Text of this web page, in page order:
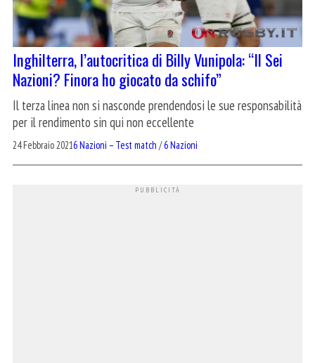
Inghilterra, l’autocritica di Billy Vunipola: “Il Sei
Nazioni? Finora ho giocato da schifo”
Il terza linea non si nasconde prendendosi le sue responsabilità
per il rendimento sin qui non eccellente
24 Febbraio 20216 Nazioni – Test match /6 Nazioni